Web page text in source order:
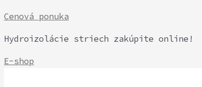
Cenová ponuka
Hydroizolácie striech zakúpite online!
E-shop